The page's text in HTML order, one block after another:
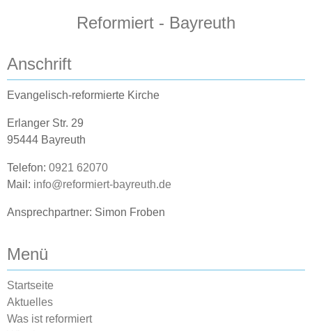
Reformiert - Bayreuth
Anschrift
Evangelisch-reformierte Kirche
Erlanger Str. 29
95444 Bayreuth
Telefon: 0921 62070
Mail: info@reformiert-bayreuth.de
Ansprechpartner: Simon Froben
Menü
Startseite
Aktuelles
Was ist reformiert